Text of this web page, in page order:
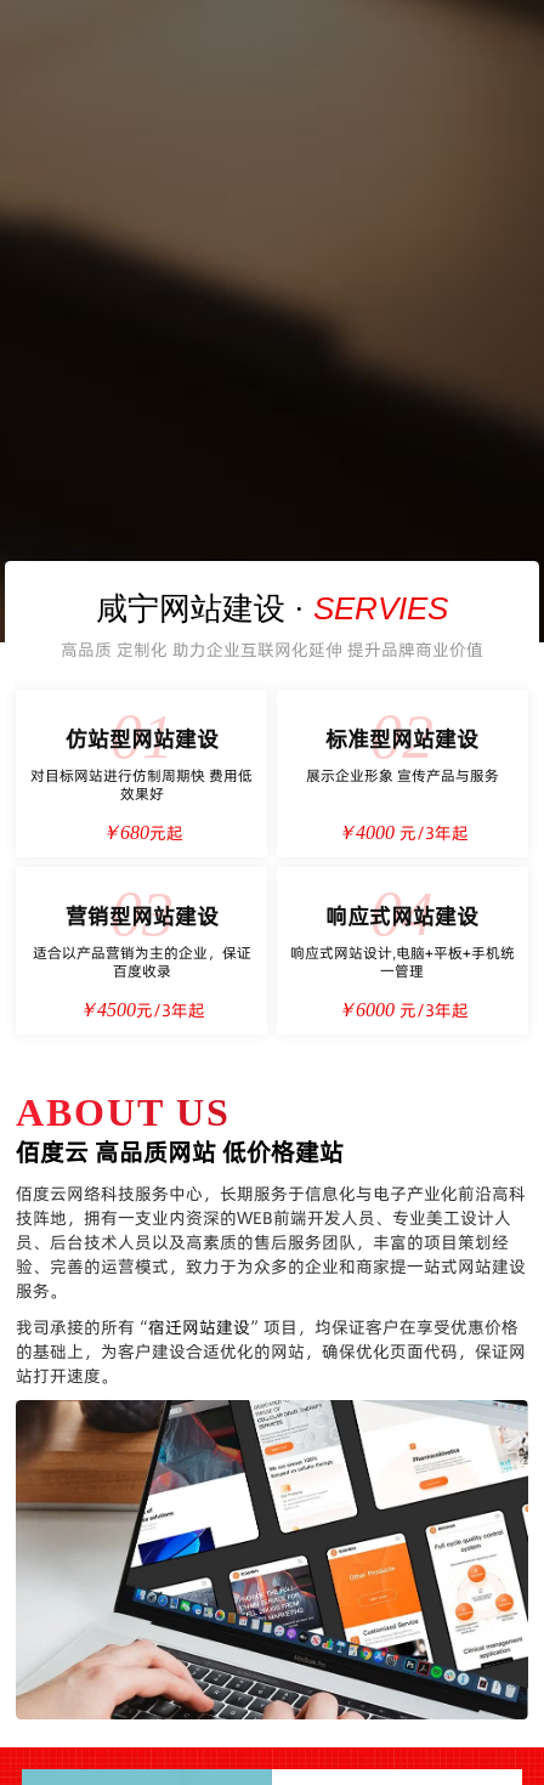
咸宁网站建设 · SERVIES
高品质 定制化 助力企业互联网化延伸 提升品牌商业价值
01
仿站型网站建设
对目标网站进行仿制周期快 费用低
效果好
￥680元起
02
标准型网站建设
展示企业形象 宣传产品与服务
￥4000元/3年起
03
营销型网站建设
适合以产品营销为主的企业，保证
百度收录
￥4500元/3年起
04
响应式网站建设
响应式网站设计,电脑+平板+手机统
一管理
￥6000元/3年起
ABOUT US
佰度云 高品质网站 低价格建站
佰度云网络科技服务中心，长期服务于信息化与电子产业化前沿高科
技阵地，拥有一支业内资深的WEB前端开发人员、专业美工设计人
员、后台技术人员以及高素质的售后服务团队，丰富的项目策划经
验、完善的运营模式，致力于为众多的企业和商家提一站式网站建设
服务。
我司承接的所有“宿迁网站建设”项目，均保证客户在享受优惠价格
的基础上，为客户建设合适优化的网站，确保优化页面代码，保证网
站打开速度。